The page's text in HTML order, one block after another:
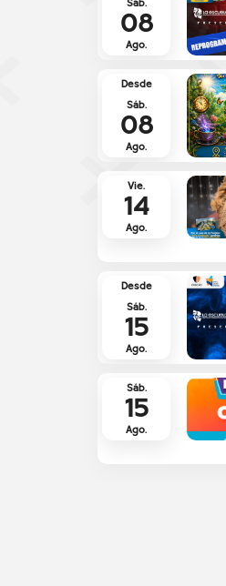
Sáb.
08
Ago.
Desde
Sáb.
08
Ago.
Vie.
14
Ago.
Desde
Sáb.
15
Ago.
Sáb.
15
Ago.